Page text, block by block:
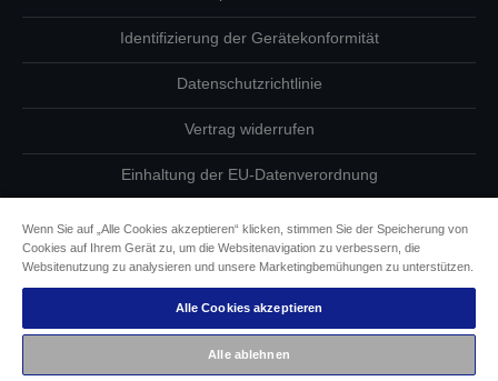
Identifizierung der Gerätekonformität
Datenschutzrichtlinie
Vertrag widerrufen
Einhaltung der EU-Datenverordnung
Informationen zu Cookies
Epson Engagement für Barrierefreiheit
Copyright © 2026 Seiko Epson
Wenn Sie auf „Alle Cookies akzeptieren“ klicken, stimmen Sie der Speicherung von
Cookies auf Ihrem Gerät zu, um die Websitenavigation zu verbessern, die
Websitenutzung zu analysieren und unsere Marketingbemühungen zu unterstützen.
Alle Cookies akzeptieren
Alle ablehnen